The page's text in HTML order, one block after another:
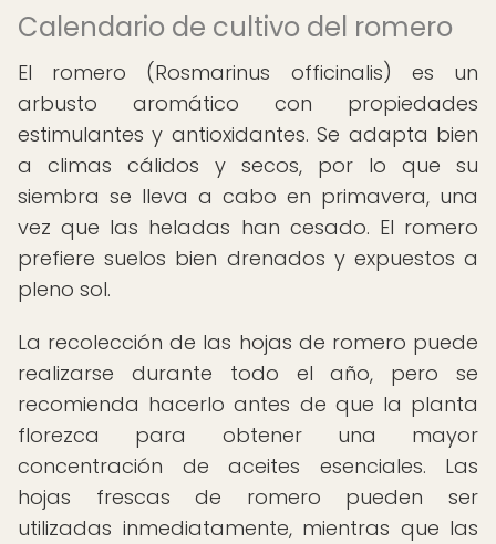
Calendario de cultivo del romero
El romero (Rosmarinus officinalis) es un
arbusto aromático con propiedades
estimulantes y antioxidantes. Se adapta bien
a climas cálidos y secos, por lo que su
siembra se lleva a cabo en primavera, una
vez que las heladas han cesado. El romero
prefiere suelos bien drenados y expuestos a
pleno sol.
La recolección de las hojas de romero puede
realizarse durante todo el año, pero se
recomienda hacerlo antes de que la planta
florezca para obtener una mayor
concentración de aceites esenciales. Las
hojas frescas de romero pueden ser
utilizadas inmediatamente, mientras que las